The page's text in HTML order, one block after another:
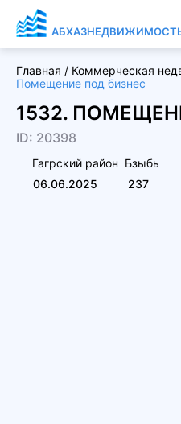
Главная / Коммерческая
Помещение под бизнес
1532.
ID: 20398
Гагрский район Бзыбь
06.06.2025
237